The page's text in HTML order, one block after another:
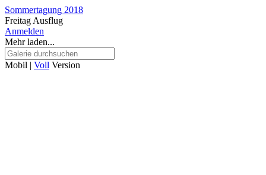
Sommertagung 2018
Freitag Ausflug
Anmelden
Mehr laden...
Mobil | Voll Version